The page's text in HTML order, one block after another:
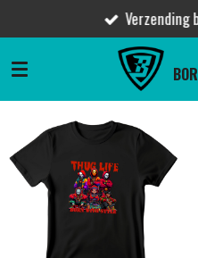
direct
naar
Verzending